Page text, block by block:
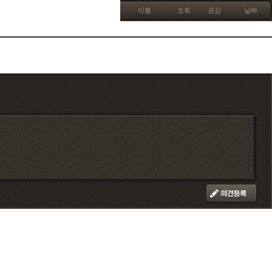
이름 조회 공감 날짜